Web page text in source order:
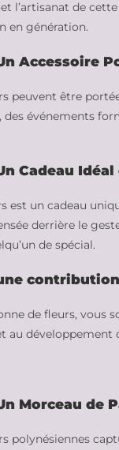
l’artisanat de
en génération.
Accessoire
peuvent être
des événements
Cadeau
est un cadeau
derrière le
de spécial.
de fleurs, vous
au
Morceau de
polynésiennes